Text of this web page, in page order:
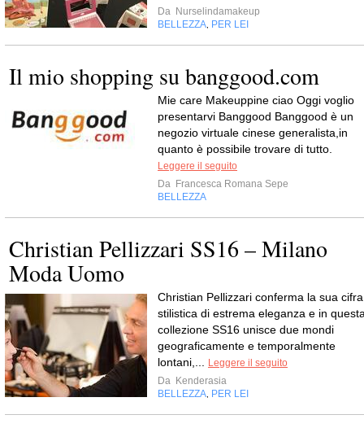
Da Nurselindamakeup
BELLEZZA PER LEI
Il mio shopping su banggood.com
Mie care Makeuppine ciao Oggi voglio
presentarvi Banggood Banggood è un
negozio virtuale cinese generalista,in
quanto è possibile trovare di tutto.
Leggere il seguito
Da Francesca Romana Sepe
BELLEZZA
Christian Pellizzari SS16 – Milano
Moda Uomo
Christian Pellizzari conferma la sua cifra
stilistica di estrema eleganza e in
collezione SS16 unisce due mondi
geograficamente e temporalmente
lontani,...
Leggere il seguito
Da Kenderasia
BELLEZZA PER LEI